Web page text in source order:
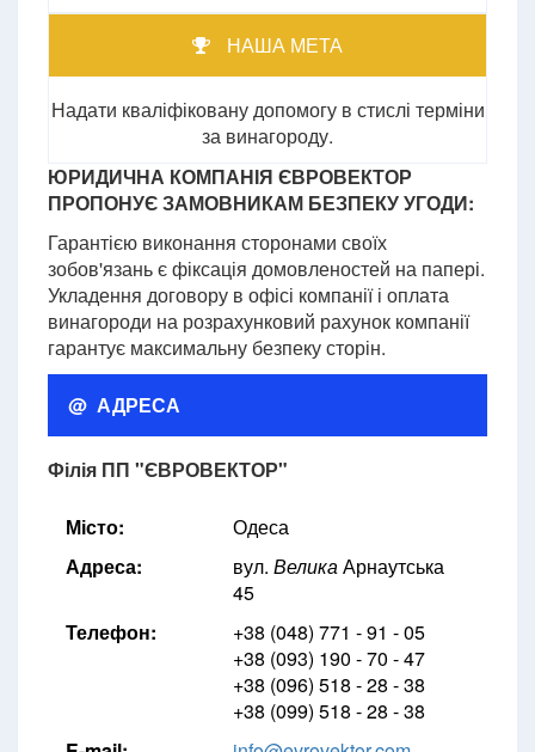
НАША МЕТА
Надати кваліфіковану допомогу в стислі терміни
за винагороду.
ЮРИДИЧНА КОМПАНІЯ ЄВРОВЕКТОР
ПРОПОНУЄ ЗАМОВНИКАМ БЕЗПЕКУ УГОДИ:
Гарантією виконання сторонами своїх
зобов'язань є фіксація домовленостей на папері.
Укладення договору в офісі компанії і оплата
винагороди на розрахунковий рахунок компанії
гарантує максимальну безпеку сторін.
@ АДРЕСА
Філія ПП "ЄВРОВЕКТОР"
Місто:
Одеса
Адреса:
вул. ВеликаАрнаутська
45
Телефон:
+38 (048) 771 - 91 - 05
+38 (093) 190 - 70 - 47
+38 (096) 518 - 28 - 38
+38 (099) 518 - 28 - 38